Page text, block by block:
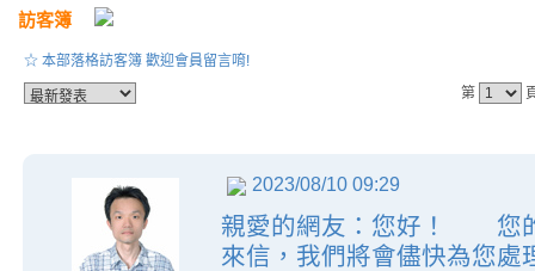
訪客簿
☆ 本部落格訪客簿 歡迎會員留言唷!
第
2023/08/10 09:29
親愛的網友：您好！ 您
來信，我們將會儘快為您處